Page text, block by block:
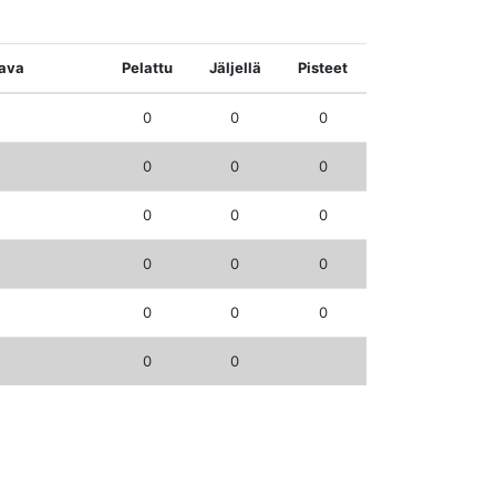
Pelattu Jäljellä Pisteet
0 0 0
0 0 0
0 0 0
0 0 0
0 0 0
0 0